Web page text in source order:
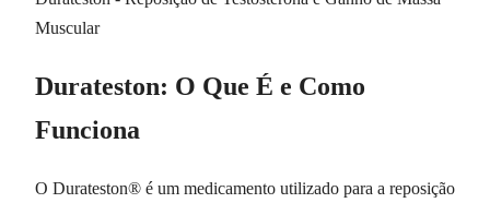
Muscular
Durateston: O Que É e Como
Funciona
O Durateston® é um medicamento utilizado para a reposição